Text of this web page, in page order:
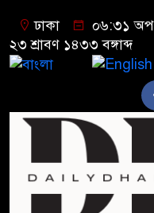
ঢাকা
০৬:৩১
২৩ শ্রাবণ ১৪৩৩ বঙ্গাব্দ